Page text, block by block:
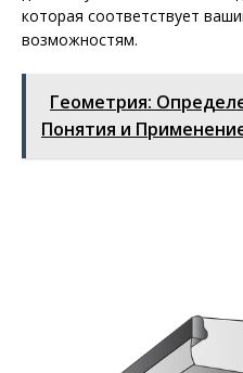
которая соответствует
возможностям.
Геометрия:
Понятия и